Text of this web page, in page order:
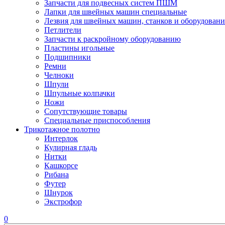
Запчасти для подвесных систем ПШМ
Лапки для швейных машин специальные
Лезвия для швейных машин, станков и
Петлители
Запчасти к раскройному оборудованию
Пластины игольные
Подшипники
Ремни
Челноки
Шпули
Шпульные колпачки
Ножи
Сопутствующие товары
Специальные приспособления
Трикотажное полотно
Интерлок
Кулирная гладь
Нитки
Кашкорсе
Рибана
Футер
Шнурок
Экстрофор
0